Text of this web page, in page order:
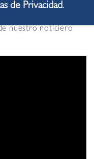
Molina, un
nuestro noticiero
de Privacidad.